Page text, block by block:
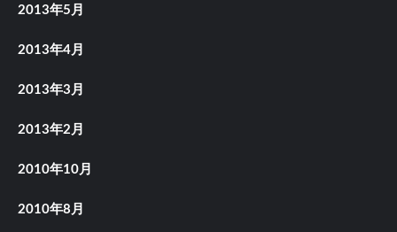
2013年5月
2013年4月
2013年3月
2013年2月
2010年10月
2010年8月